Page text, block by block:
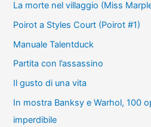
La morte nel villaggio (Miss
Poirot a Styles Court (Poirot #1)
Manuale Talentduck
Partita con l’assassino
Il gusto di una vita
In mostra Banksy e Warhol, 100
imperdibile